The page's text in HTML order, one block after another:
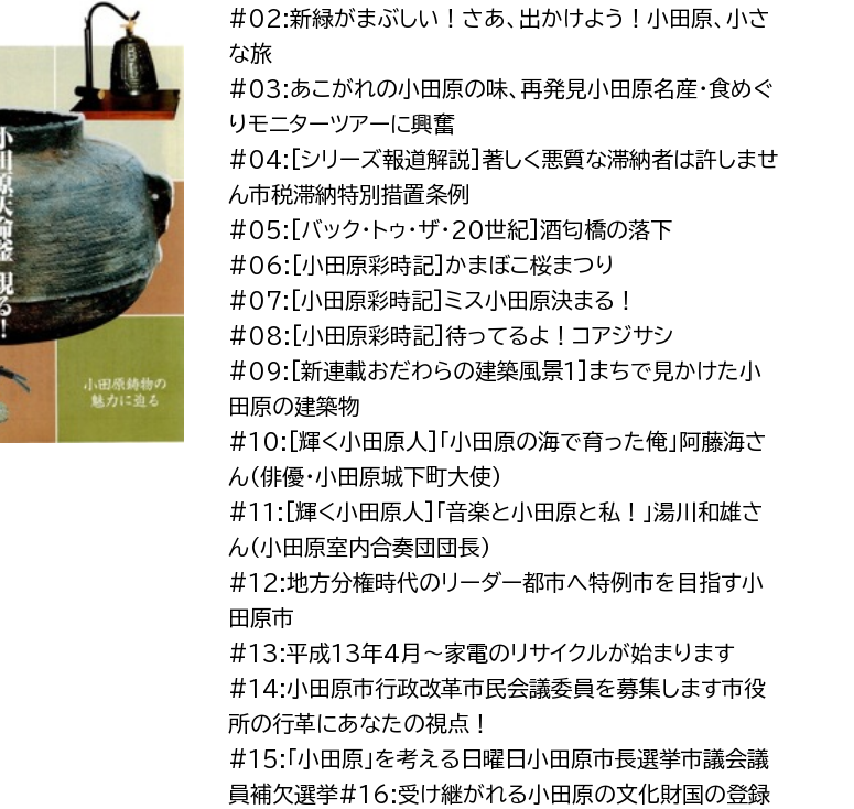
産業政策課
観光課
農政課
水産海浜課
都市政策課
地域交通課
市立総合医療センター
患者サポートセンター
病院管理局：経営管理課
病院管理局：施設用度課
病院管理局：医事課
消防
消防総務課
予防課
救急課
消防課
警防第2課
選挙管理委員会事務局 監査事務局
#02:新緑がまぶしい！さあ、出かけよう！小田原、小さ
な旅
#03:あこがれの小田原の味、再発見小田原名産・食めぐ
りモニターツアーに興奮
#04:[シリーズ報道解説]著しく悪質な滞納者は許しませ
ん市税滞納特別措置条例
#05:[バック・トゥ・ザ・20世紀]酒匂橋の落下
#06:[小田原彩時記]かまぼこ桜まつり
#07:[小田原彩時記]ミス小田原決まる！
#08:[小田原彩時記]待ってるよ！コアジサシ
#09:[新連載おだわらの建築風景1]まちで見かけた小
田原の建築物
#10:[輝く小田原人]「小田原の海で育った俺」阿藤海さ
ん（俳優・小田原城下町大使）
#11:[輝く小田原人]「音楽と小田原と私！」湯川和雄さ
ん（小田原室内合奏団団長）
#12:地方分権時代のリーダー都市へ特例市を目指す小
田原市
#13:平成13年4月〜家電のリサイクルが始まります
#14:小田原市行政改革市民会議委員を募集します市役
所の行革にあなたの視点！
#15:「小田原」を考える日曜日小田原市長選挙市議会議
員補欠選挙#16:受け継がれる小田原の文化財国の登録